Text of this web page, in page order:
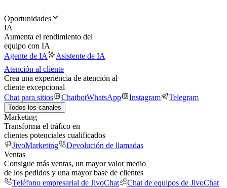
Oportunidades
IA
Aumenta el rendimiento del
equipo con IA
Agente de IA
Asistente de IA
Atención al cliente
Crea una experiencia de atención al
cliente excepcional
Chat para sitios
ChatbotWhatsApp Instagram Telegram
Todos los canales
Marketing
Transforma el tráfico en
clientes potenciales cualificados
JivoMarketing
Devolución de llamadas
Ventas
Consigue más ventas, un mayor valor medio
de los pedidos y una mayor base de clientes
Teléfono empresarial de JivoChat
Chat de equipos de JivoChat